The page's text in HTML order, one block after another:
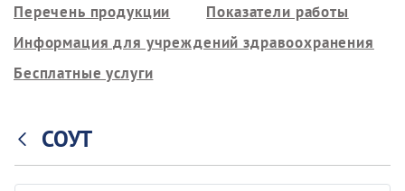
Перечень продукции
Показатели работы
Информация для учреждений здравоохранения
Бесплатные услуги
СОУТ